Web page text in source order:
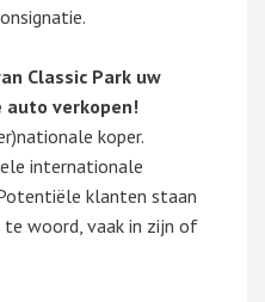
Classic Park uw
auto verkopen!
koper.
internationale
klanten staan
te woord, vaak in zijn of